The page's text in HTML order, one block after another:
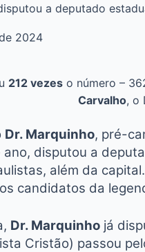
a deputado
2024
212 vezeso número –
Carvalho, o
Dr. Marquinho, pré-
disputou a
além da capital.
candidatos da
Dr. Marquinho já
Cristão) passou